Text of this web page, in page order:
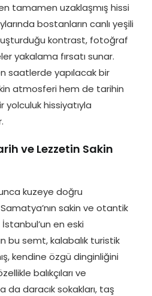
tamamen uzaklaşmış hissi
bostanların canlı yeşili
kontrast, fotoğraf
yakalama fırsatı sunar.
saatlerde yapılacak bir
atmosferi hem de tarihin
yolculuk hissiyatıyla
ve Lezzetin Sakin
kuzeye doğru
sakin ve otantik
en eski
bu semt, kalabalık turistik
kendine özgü dinginliğini
balıkçıları ve
da daracık sokakları, taş